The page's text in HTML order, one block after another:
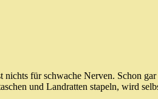
für schwache Nerven. Schon
und Landratten stapeln, wird